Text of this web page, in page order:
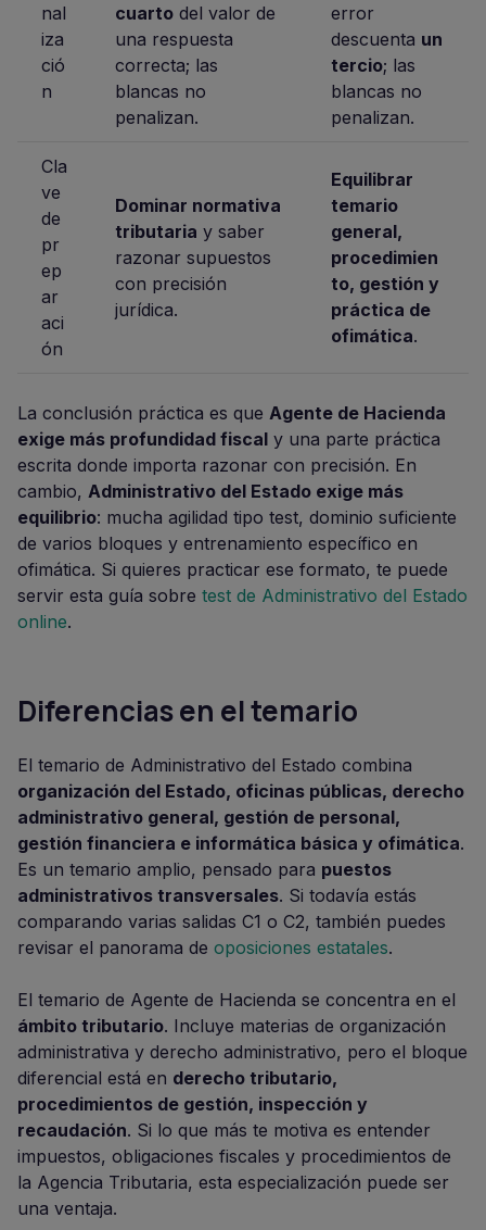
nal
iza
ció
n
cuarto del valor de
una respuesta
correcta; las
blancas no
penalizan.
error
descuenta un
tercio; las
blancas no
penalizan.
Cla
ve
de
pr
ep
ar
aci
ón
Dominar normativa
tributaria y saber
razonar supuestos
con precisión
jurídica.
Equilibrar
temario
general,
procedimien
to, gestión y
práctica de
ofimática.
La conclusión práctica es que Agente de Hacienda
exige más profundidad fiscal y una parte práctica
escrita donde importa razonar con precisión. En
cambio, Administrativo del Estado exige más
equilibrio: mucha agilidad tipo test, dominio suficiente
de varios bloques y entrenamiento específico en
ofimática. Si quieres practicar ese formato, te puede
servir esta guía sobre test de Administrativo del Estado
online.
Diferencias en el temario
El temario de Administrativo del Estado combina
organización del Estado, oficinas públicas, derecho
administrativo general, gestión de personal,
gestión financiera e informática básica y ofimática.
Es un temario amplio, pensado para puestos
administrativos transversales. Si todavía estás
comparando varias salidas C1 o C2, también puedes
revisar el panorama de oposiciones estatales.
El temario de Agente de Hacienda se concentra en el
ámbito tributario. Incluye materias de organización
administrativa y derecho administrativo, pero el bloque
diferencial está en derecho tributario,
procedimientos de gestión, inspección y
recaudación. Si lo que más te motiva es entender
impuestos, obligaciones fiscales y procedimientos de
la Agencia Tributaria, esta especialización puede ser
una ventaja.